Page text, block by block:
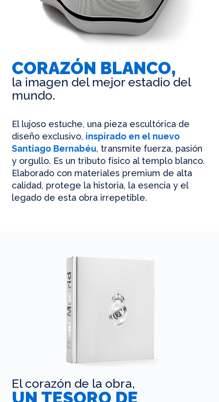
CORAZÓN BLANCO,
la imagen del mejor estadio del
mundo.
El lujoso estuche, una pieza escultórica de
diseño exclusivo, inspirado en el nuevo
Santiago Bernabéu, transmite fuerza, pasión
y orgullo. Es un tributo físico al templo blanco.
Elaborado con materiales premium de alta
calidad, protege la historia, la esencia y el
legado de esta obra irrepetible.
El corazón de la obra,